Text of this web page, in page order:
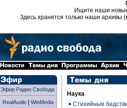
Ищите наши
Здесь хранятся только наши архивы
Эфир Радио Свобода
RealAudio| WinMedia
Наука
Стихийные